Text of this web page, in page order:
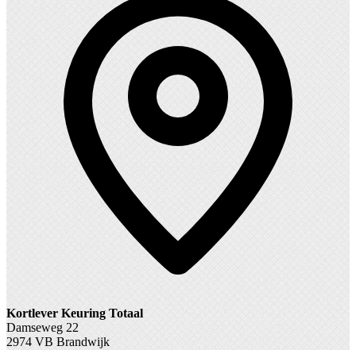
Kortlever Keuring Totaal
Damseweg 22
2974 VB Brandwijk